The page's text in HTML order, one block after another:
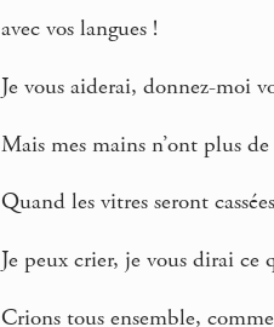
avec vos langues !
Je vous aiderai, donnez-moi
Mais mes mains n’ont plus de
Quand les vitres seront
Je peux crier, je vous dirai ce
Crions tous ensemble,